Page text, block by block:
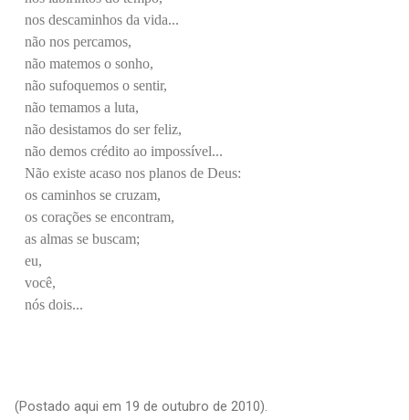
nos descaminhos da vida...
não nos percamos,
não matemos o sonho,
não sufoquemos o sentir,
não temamos a luta,
não desistamos do ser feliz,
não demos crédito ao impossível...
Não existe acaso nos planos de Deus:
os caminhos se cruzam,
os corações se encontram,
as almas se buscam;
eu,
você,
nós dois...
(Postado aqui em 19 de outubro de 2010).